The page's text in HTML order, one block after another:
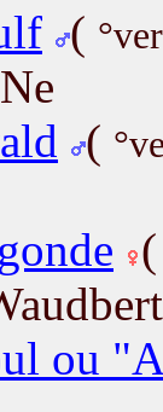
(
(
ou